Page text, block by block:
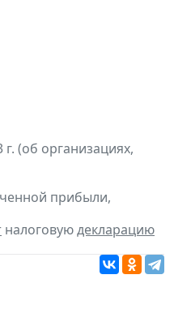
(об организациях,
прибыли,
налоговуюдекларацию